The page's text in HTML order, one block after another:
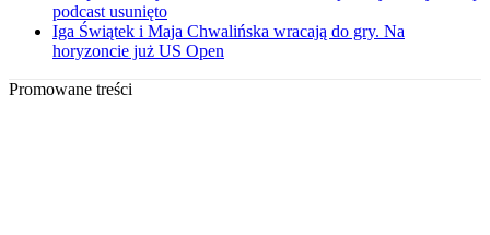
podcast usunięto
Iga Świątek i Maja Chwalińska wracają do gry. Na
horyzoncie już US Open
Promowane treści